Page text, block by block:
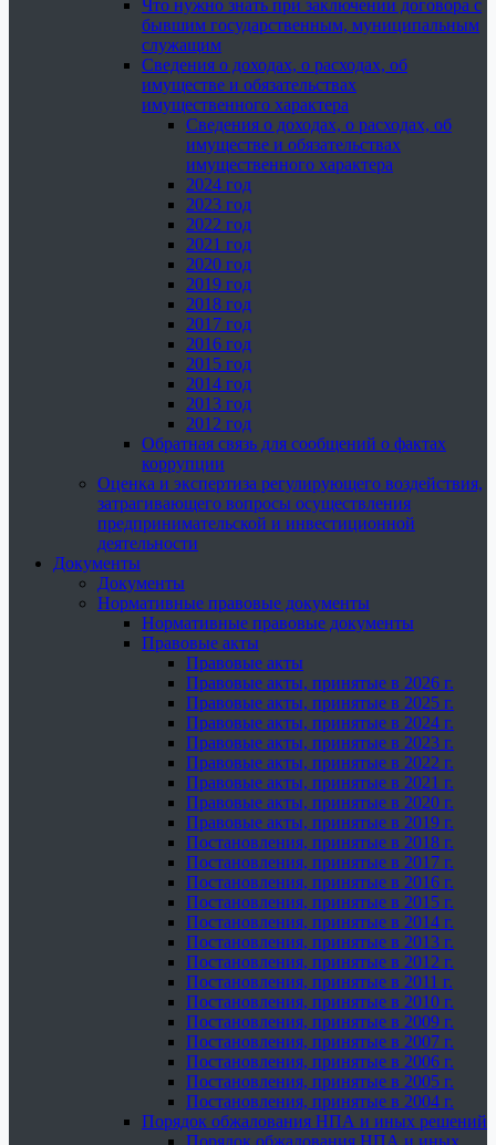
Что нужно знать при заключении договора с
бывшим государственным, муниципальным
служащим
Сведения о доходах, о расходах, об
имуществе и обязательствах
имущественного характера
Сведения о доходах, о расходах, об
имуществе и обязательствах
имущественного характера
2024 год
2023 год
2022 год
2021 год
2020 год
2019 год
2018 год
2017 год
2016 год
2015 год
2014 год
2013 год
2012 год
Обратная связь для сообщений о фактах
коррупции
Оценка и экспертиза регулирующего воздействия,
затрагивающего вопросы осуществления
предпринимательской и инвестиционной
деятельности
Документы
Документы
Нормативные правовые документы
Нормативные правовые документы
Правовые акты
Правовые акты
Правовые акты, принятые в 2026 г.
Правовые акты, принятые в 2025 г.
Правовые акты, принятые в 2024 г.
Правовые акты, принятые в 2023 г.
Правовые акты, принятые в 2022 г.
Правовые акты, принятые в 2021 г.
Правовые акты, принятые в 2020 г.
Правовые акты, принятые в 2019 г.
Постановления, принятые в 2018 г.
Постановления, принятые в 2017 г.
Постановления, принятые в 2016 г.
Постановления, принятые в 2015 г.
Постановления, принятые в 2014 г.
Постановления, принятые в 2013 г.
Постановления, принятые в 2012 г.
Постановления, принятые в 2011 г.
Постановления, принятые в 2010 г.
Постановления, принятые в 2009 г.
Постановления, принятые в 2007 г.
Постановления, принятые в 2006 г.
Постановления, принятые в 2005 г.
Постановления, принятые в 2004 г.
Порядок обжалования НПА и иных решений
Порядок обжалования НПА и иных